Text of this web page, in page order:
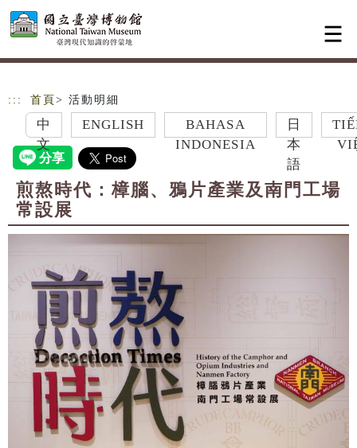
跳到主要內容
網站導覽
::: 首頁 > 活動明細
中
文
ENGLISH
BAHASA
INDONESIA
日
本
TIẾNG
VIỆT
煎熬時代：樟腦、鴉片產業及南門工場
常設展